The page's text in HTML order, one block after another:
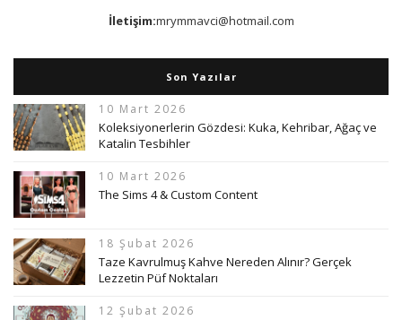
İletişim:mrymmavci@hotmail.com
Son Yazılar
10 Mart 2026
Koleksiyonerlerin Gözdesi: Kuka, Kehribar, Ağaç ve
Katalin Tesbihler
10 Mart 2026
The Sims 4 & Custom Content
18 Şubat 2026
Taze Kavrulmuş Kahve Nereden Alınır? Gerçek
Lezzetin Püf Noktaları
12 Şubat 2026